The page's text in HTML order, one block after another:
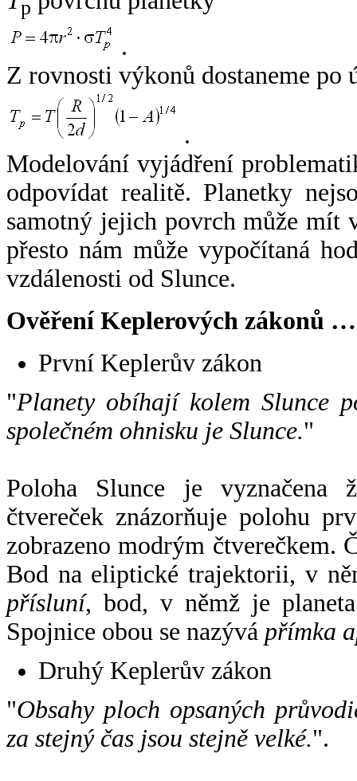
p
.
Z rovnosti výkonů dostaneme po
.
Modelování vyjádření
odpovídat realitě. Planetky
samotný jejich povrch může mít
přesto nám může vypočítaná
vzdálenosti od Slunce.
Ověření Keplerových zákonů …
První Keplerův zákon
"Planety obíhají kolem Slunce
společném ohnisku je Slunce."
Poloha Slunce je vyznačena
čtvereček znázorňuje polohu
zobrazeno modrým čtverečkem.
Bod na eliptické trajektorii, v
přísluní, bod, v němž je
Spojnice obou se nazývá přímka
Druhý Keplerův zákon
"Obsahy ploch opsaných
za stejný čas jsou stejně velké.".